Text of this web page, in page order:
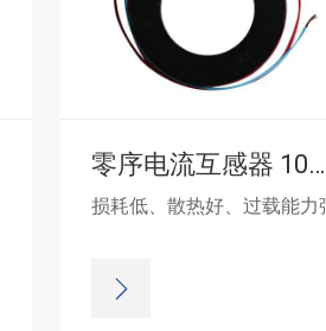
零序电流互感器 1000：1
损耗低、散热好、过载能力